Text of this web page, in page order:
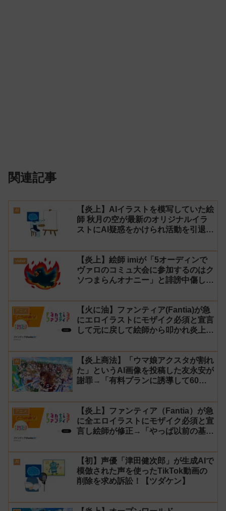
関連記事
AI
【炎上】AIイラストを模写していた絵
師 秋月の空が最新のオリジナルイラ
ストにAI疑惑をかけられ活動を引退！
vtuber
【炎上】絵師 imiが「5オーディンで
ヴァロのコミュ大会に参加するのはク
ソつまらんオナニー」と誹謗中傷し謝
レ
アニメ
【火に油】ファンティア(Fantia)が急
にエロイラストにモザイク必須と宣言
して元に戻して絵師から叩かれ炎上し
AI
【炎上商法】「ウマ娘アクスタが割れ
た」というAI画像を投稿した友永安が
謝罪→「有料プランに誘導して60万
娘エロイラストをリポスト！
アニメ
【炎上】ファンティア（Fantia）が急
に全エロイラストにモザイク必須と宣
言し絵師が修正→「やっぱ以前の基準
AI
【初】声優「津田健次郎」が生成AIで
模倣された声を使ったTikTok動画の
削除を求め訴訟！【ツダケン】